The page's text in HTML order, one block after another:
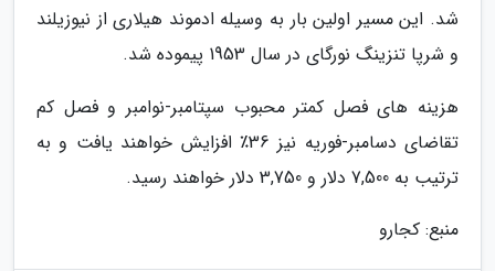
شد. این مسیر اولین بار به وسیله ادموند هیلاری از نیوزیلند
و شرپا تنزینگ نورگای در سال 1953 پیموده شد.
هزینه های فصل کمتر محبوب سپتامبر-نوامبر و فصل کم
تقاضای دسامبر-فوریه نیز 36٪ افزایش خواهند یافت و به
ترتیب به 7,500 دلار و 3,750 دلار خواهند رسید.
منبع: کجارو